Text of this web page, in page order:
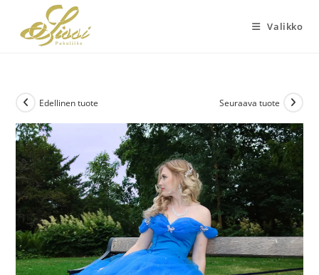
suoraan
sisältöön
Valikko
Edellinen tuote Seuraava tuote